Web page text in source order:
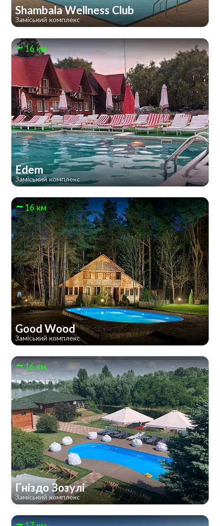
Shambala Wellness Club
Заміський комплекс
16 км
Edem
Заміський комплекс
16 км
Good Wood
Заміський комплекс
16 км
Гніздо Зозулі
Заміський комплекс